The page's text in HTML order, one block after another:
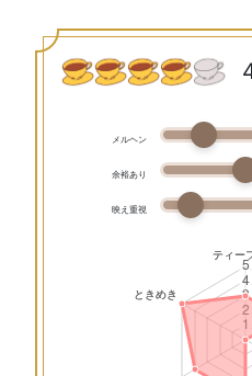
メルヘン
余裕あり
映え重視